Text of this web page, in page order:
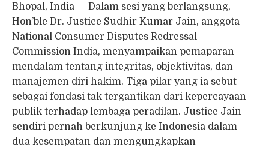
Bhopal, India — Dalam sesi yang berlangsung,
Hon’ble Dr. Justice Sudhir Kumar Jain, anggota
National Consumer Disputes Redressal
Commission India, menyampaikan pemaparan
mendalam tentang integritas, objektivitas, dan
manajemen diri hakim. Tiga pilar yang ia sebut
sebagai fondasi tak tergantikan dari kepercayaan
publik terhadap lembaga peradilan. Justice Jain
sendiri pernah berkunjung ke Indonesia dalam
dua kesempatan dan mengungkapkan